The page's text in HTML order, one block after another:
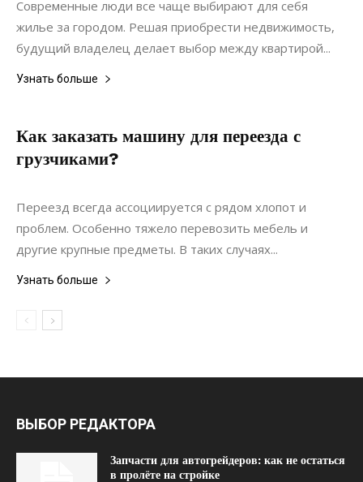
Современные люди все чаще выбирают для себя
жилье за городом. Решая приобрести недвижимость,
будущий владелец делает выбор между квартирой...
Узнать больше
Как заказать машину для переезда с
грузчиками?
22.11.2021
Переезд всегда ассоциируется с рядом хлопот и
проблем. Особенно тяжело перевозить мебель и
другие крупные предметы. В таких случаях...
Узнать больше
ВЫБОР РЕДАКТОРА
Запчасти для автогрейдеров: как не остаться
в пролёте на стройке